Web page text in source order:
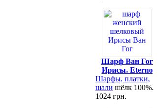
Шарф Ван Гог
Ирисы. Eterno
Шарфы, платки,
шали шёлк 100%.
1024 грн.